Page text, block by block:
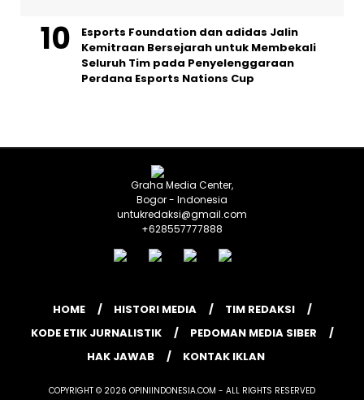
Esports Foundation dan adidas Jalin
Kemitraan Bersejarah untuk Membekali
Seluruh Tim pada Penyelenggaraan
Perdana Esports Nations Cup
Graha Media Center,
Bogor - Indonesia
untukredaksi@gmail.com
+628557777888
HOME HISTORI MEDIA
TIM REDAKSI
KODE ETIK JURNALISTIK
PEDOMAN MEDIA SIBER
HAK JAWAB
KONTAK IKLAN
COPYRIGHT © 2026 OPINIINDONESIA.COM - ALL RIGHTS RESERVED